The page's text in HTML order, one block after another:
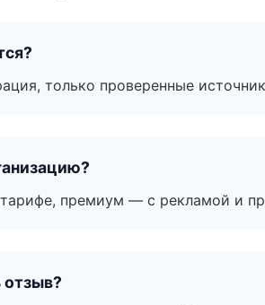
только проверенные
премиум — с рекламой и